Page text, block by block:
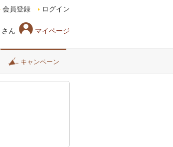
さん マイページ
会員登録 ログイン
キャンペーン